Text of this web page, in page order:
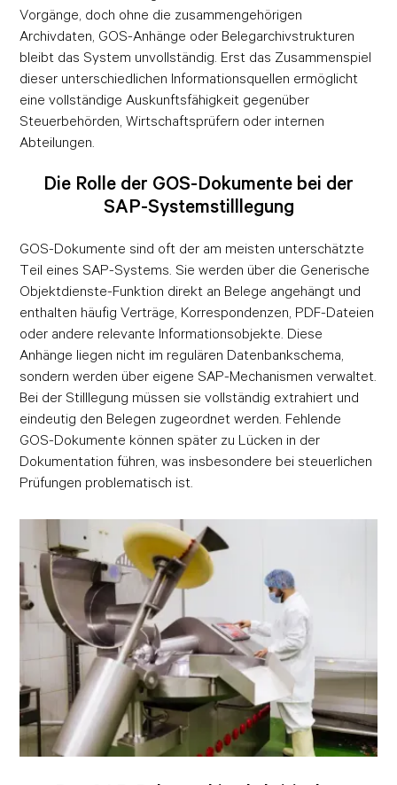
Vorgänge, doch ohne die zusammengehörigen
Archivdaten, GOS-Anhänge oder Belegarchivstrukturen
bleibt das System unvollständig. Erst das Zusammenspiel
dieser unterschiedlichen Informationsquellen ermöglicht
eine vollständige Auskunftsfähigkeit gegenüber
Steuerbehörden, Wirtschaftsprüfern oder internen
Abteilungen.
Die Rolle der GOS-Dokumente bei der
SAP-Systemstilllegung
GOS-Dokumente sind oft der am meisten unterschätzte
Teil eines SAP-Systems. Sie werden über die Generische
Objektdienste-Funktion direkt an Belege angehängt und
enthalten häufig Verträge, Korrespondenzen, PDF-Dateien
oder andere relevante Informationsobjekte. Diese
Anhänge liegen nicht im regulären Datenbankschema,
sondern werden über eigene SAP-Mechanismen verwaltet.
Bei der Stilllegung müssen sie vollständig extrahiert und
eindeutig den Belegen zugeordnet werden. Fehlende
GOS-Dokumente können später zu Lücken in der
Dokumentation führen, was insbesondere bei steuerlichen
Prüfungen problematisch ist.